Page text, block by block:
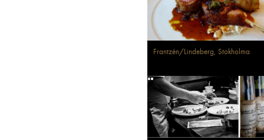
Frantzén/Lindeberg, Stokholma